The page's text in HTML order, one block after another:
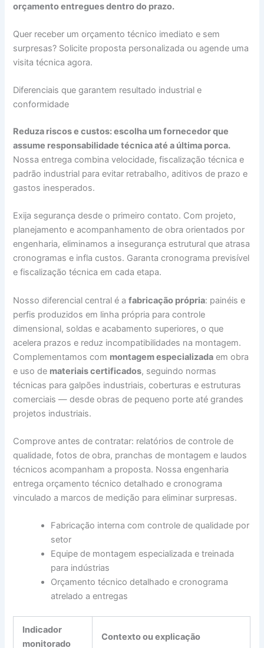
orçamento entregues dentro do prazo.
Quer receber um orçamento técnico imediato e sem
surpresas? Solicite proposta personalizada ou agende uma
visita técnica agora.
Diferenciais que garantem resultado industrial e
conformidade
Reduza riscos e custos: escolha um fornecedor que
assume responsabilidade técnica até a última porca.
Nossa entrega combina velocidade, fiscalização técnica e
padrão industrial para evitar retrabalho, aditivos de prazo e
gastos inesperados.
Exija segurança desde o primeiro contato. Com projeto,
planejamento e acompanhamento de obra orientados por
engenharia, eliminamos a insegurança estrutural que atrasa
cronogramas e infla custos. Garanta cronograma previsível
e fiscalização técnica em cada etapa.
Nosso diferencial central é afabricação própria: painéis e
perfis produzidos em linha própria para controle
dimensional, soldas e acabamento superiores, o que
acelera prazos e reduz incompatibilidades na montagem.
Complementamos com montagem especializada em obra
e uso de materiais certificados, seguindo normas
técnicas para galpões industriais, coberturas e estruturas
comerciais — desde obras de pequeno porte até grandes
projetos industriais.
Comprove antes de contratar: relatórios de controle de
qualidade, fotos de obra, pranchas de montagem e laudos
técnicos acompanham a proposta. Nossa engenharia
entrega orçamento técnico detalhado e cronograma
vinculado a marcos de medição para eliminar surpresas.
Fabricação interna com controle de qualidade por
setor
Equipe de montagem especializada e treinada
para indústrias
Orçamento técnico detalhado e cronograma
atrelado a entregas
Indicador
monitorado
Contexto ou explicação